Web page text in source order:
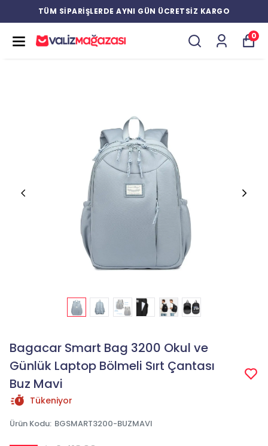
TÜM SİPARİŞLERDE AYNI GÜN ÜCRETSİZ KARGO
0
Bagacar Smart Bag 3200 Okul ve
Günlük Laptop Bölmeli Sırt Çantası
Buz Mavi
Tükeniyor
Ürün Kodu: BGSMART3200-BUZMAVI